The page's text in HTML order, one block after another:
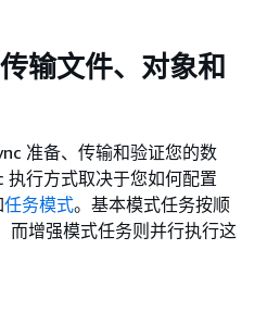
输文件、对象和
准备、传输和验证您的数
行方式取决于您如何配置
任务模式。基本模式任务按顺
而增强模式任务则并行执行这